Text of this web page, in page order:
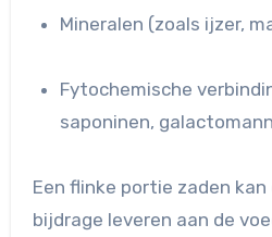
Mineralen (zoals ijzer,
Fytochemische verbindingen (zoals
saponinen,
Een flinke portie zaden
bijdrage leveren aan de